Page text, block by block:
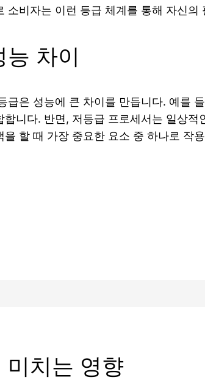
소비자는 이런 등급 체계를 통해 자신
차이
급은 성능에 큰 차이를 만듭니다. 예를
니다. 반면, 저등급 프로세서는 일상
할 때 가장 중요한 요소 중 하나로 작
미치는 영향